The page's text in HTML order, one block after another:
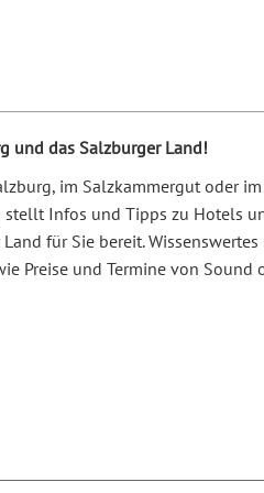
und das Salzburger Land!
im Salzkammergut oder
stellt Infos und Tipps zu Hotels
für Sie bereit. Wissenswertes
Preise und Termine von Sound